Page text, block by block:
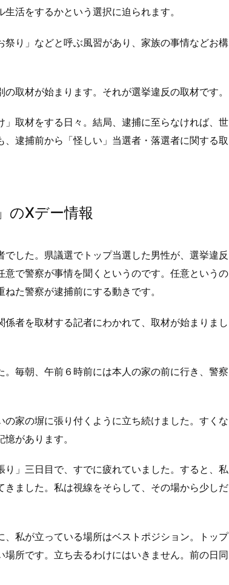
活をするかという選択に迫られます。
り」などと呼ぶ風習があり、家族の事情などお構
取材が始まります。それが選挙違反の取材です。
取材をする日々。結局、逮捕に至らなければ、世
逮捕前から「怪しい」当選者・落選者に関する取
のXデー情報
した。県議選でトップ当選した男性が、選挙違反
で警察が事情を聞くというのです。任意というの
た警察が逮捕前にする動きです。
者を取材する記者にわかれて、取材が始まりまし
毎朝、午前６時前には本人の家の前に行き、警察
家の塀に張り付くように立ち続けました。すくな
があります。
」三日目で、すでに疲れていました。すると、私
ました。私は視線をそらして、その場から少しだ
私が立っている場所はベストポジション。トップ
所です。立ち去るわけにはいきません。前の日同